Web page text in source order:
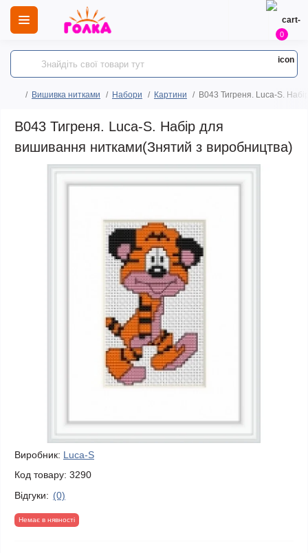
0
Вишивка нитками Набори Картини B043 Тигреня. Luca-S.
B043 Тигреня. Luca-S. Набір для
вишивання нитками(Знятий з виробництва)
Виробник: Luca-S
Код товару: 3290
Відгуки: (0)
Немає в нявності